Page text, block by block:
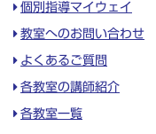
個別指導マイウェイ
教室へのお問い合わせ
よくあるご質問
各教室の講師紹介
各教室一覧